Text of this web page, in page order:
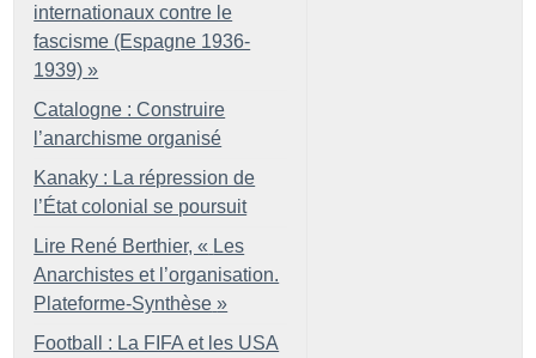
internationaux contre le
fascisme (Espagne 1936-
1939) »
Catalogne : Construire
l’anarchisme organisé
Kanaky : La répression de
l’État colonial se poursuit
Lire René Berthier, « Les
Anarchistes et l’organisation.
Plateforme-Synthèse »
Football : La FIFA et les USA